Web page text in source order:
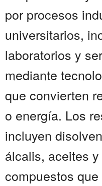
por procesos
universitarios,
laboratorios y
mediante
que convierten
o energía. Los
incluyen
álcalis, aceites
compuestos